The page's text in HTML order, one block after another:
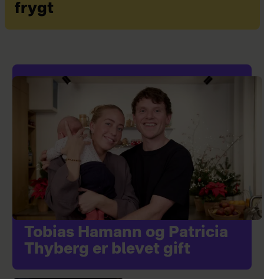
frygt
Tobias Hamann og Patricia
Thyberg er blevet gift